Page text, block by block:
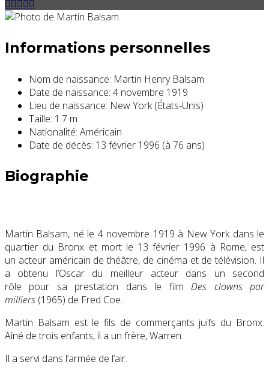
Informations personnelles
Nom de naissance: Martin Henry Balsam
Date de naissance: 4 novembre 1919
Lieu de naissance: New York (États-Unis)
Taille: 1.7 m
Nationalité: Américain
Date de décès: 13 février 1996 (à 76 ans)
Biographie
Martin Balsam, né le 4 novembre 1919 à New York dans le
quartier du Bronx et mort le 13 février 1996 à Rome, est
un acteur américain de théâtre, de cinéma et de télévision. Il
a obtenu l’Oscar du meilleur acteur dans un second
rôle pour sa prestation dans le filmDes clowns par
milliers (1965) de Fred Coe.
Martin Balsam est le fils de commerçants juifs du Bronx.
Aîné de trois enfants, il a un frère, Warren.
Il a servi dans l’armée de l’air.